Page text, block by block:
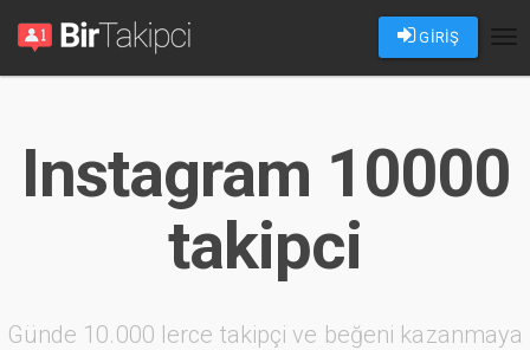
GİRİŞ
Instagram 10000
takipci
Günde 10.000 lerce takipçi ve beğeni kazanmaya